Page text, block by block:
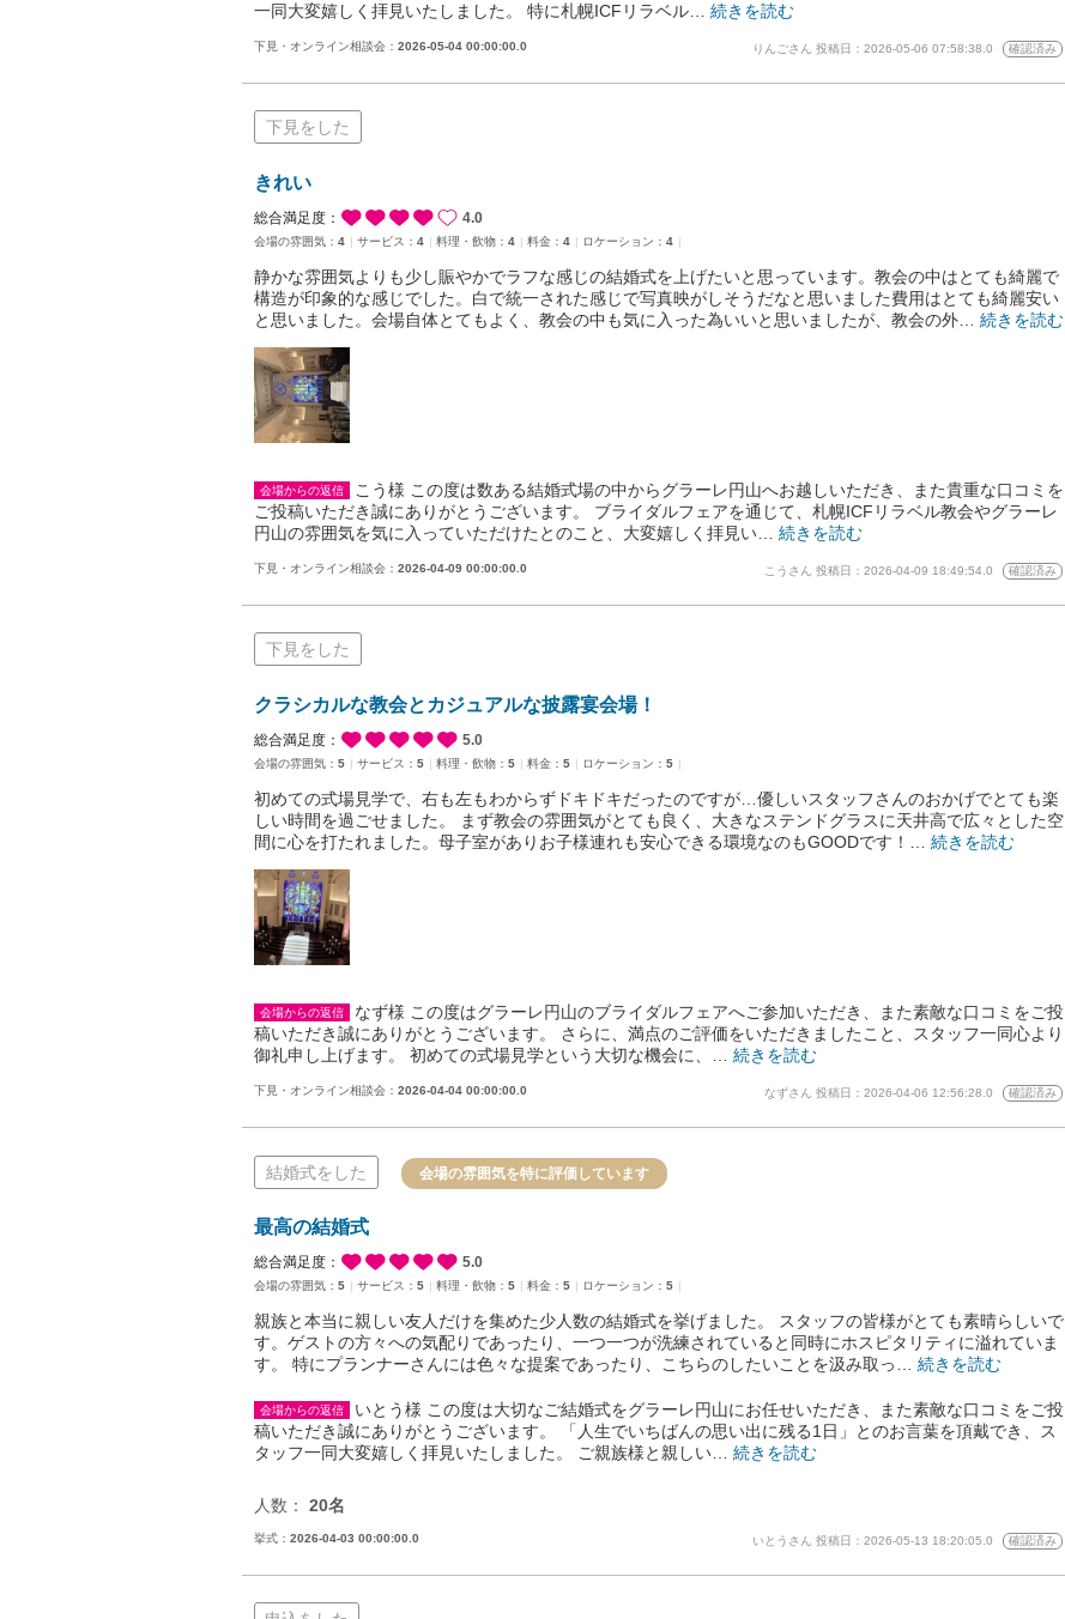
一同大変嬉しく拝見いたしました。 特に札幌ICFリラベル… 続きを読む
下見・オンライン相談会： 2026-05-04 00:00:00.0 りんごさん 投稿日：2026-05-06 07:58:38.0 確認済み
下見をした
きれい
総合満足度： 4.0
会場の雰囲気： 4 サービス： 4 料理・飲物： 4 料金： 4 ロケーション： 4
静かな雰囲気よりも少し賑やかでラフな感じの結婚式を上げたいと思っています。教会の中はとても綺麗で
構造が印象的な感じでした。白で統一された感じで写真映がしそうだなと思いました費用はとても綺麗安い
と思いました。会場自体とてもよく、教会の中も気に入った為いいと思いましたが、教会の外… 続きを読む
会場からの返信
こう様 この度は数ある結婚式場の中からグラーレ円山へお越しいただき、また貴重な口コミを
ご投稿いただき誠にありがとうございます。 ブライダルフェアを通じて、札幌ICFリラベル教会やグラーレ
円山の雰囲気を気に入っていただけたとのこと、大変嬉しく拝見い… 続きを読む
下見・オンライン相談会： 2026-04-09 00:00:00.0 こうさん 投稿日：2026-04-09 18:49:54.0 確認済み
下見をした
クラシカルな教会とカジュアルな披露宴会場！
総合満足度： 5.0
会場の雰囲気： 5 サービス： 5 料理・飲物： 5 料金： 5 ロケーション： 5
初めての式場見学で、右も左もわからずドキドキだったのですが…優しいスタッフさんのおかげでとても楽
しい時間を過ごせました。 まず教会の雰囲気がとても良く、大きなステンドグラスに天井高で広々とした空
間に心を打たれました。母子室がありお子様連れも安心できる環境なのもGOODです！… 続きを読む
会場からの返信
なず様 この度はグラーレ円山のブライダルフェアへご参加いただき、また素敵な口コミをご投
稿いただき誠にありがとうございます。 さらに、満点のご評価をいただきましたこと、スタッフ一同心より
御礼申し上げます。 初めての式場見学という大切な機会に、… 続きを読む
下見・オンライン相談会： 2026-04-04 00:00:00.0 なずさん 投稿日：2026-04-06 12:56:28.0 確認済み
結婚式をした 会場の雰囲気を特に評価しています
最高の結婚式
総合満足度： 5.0
会場の雰囲気： 5 サービス： 5 料理・飲物： 5 料金： 5 ロケーション： 5
親族と本当に親しい友人だけを集めた少人数の結婚式を挙げました。 スタッフの皆様がとても素晴らしいで
す。ゲストの方々への気配りであったり、一つ一つが洗練されていると同時にホスピタリティに溢れていま
す。 特にプランナーさんには色々な提案であったり、こちらのしたいことを汲み取っ… 続きを読む
会場からの返信
いとう様 この度は大切なご結婚式をグラーレ円山にお任せいただき、また素敵な口コミをご投
稿いただき誠にありがとうございます。 「人生でいちばんの思い出に残る1日」とのお言葉を頂戴でき、ス
タッフ一同大変嬉しく拝見いたしました。 ご親族様と親しい… 続きを読む
人数： 20名
挙式： 2026-04-03 00:00:00.0 いとうさん 投稿日：2026-05-13 18:20:05.0 確認済み